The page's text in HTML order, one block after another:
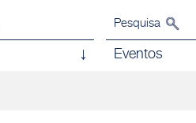
Pesquisa
Eventos